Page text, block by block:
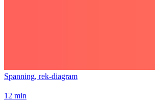
Spanning, rek-diagram
12 min